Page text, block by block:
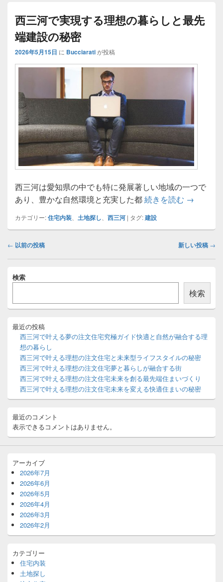
西三河で実現する理想の暮らしと最先
端建設の秘密
2026年5月15日 に Bucciaratiが投稿
西三河は愛知県の中でも特に発展著しい地域の一つで
あり、豊かな自然環境と充実した都続きを読む 西三河で
→
カテゴリー:住宅内装 土地探し 西三河 | タグ:建設
投
ビ
ゲ
シ
ン
← 以前の投稿 新しい投稿 →
イ
イ
バ
エ
ア
検索
検索
最近の投稿
西三河で叶える夢の注文住宅究極ガイド快適と自然が融合する理
想の暮らし
西三河で叶える理想の注文住宅と未来型ライフスタイルの秘密
西三河で叶える理想の注文住宅夢と暮らしが融合する街
西三河で叶える理想の注文住宅未来を創る最先端住まいづくり
西三河で叶える理想の注文住宅未来を変える快適住まいの秘密
最近のコメント
表示できるコメントはありません。
アーカイブ
2026年7月
2026年6月
2026年5月
2026年4月
2026年3月
2026年2月
カテゴリー
住宅内装
土地探し